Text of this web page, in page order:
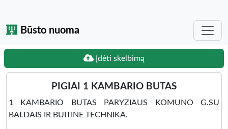
Būsto nuoma
Įdėti skelbimą
PIGIAI 1 KAMBARIO BUTAS
1 KAMBARIO BUTAS PARYZIAUS KOMUNO G.SU
BALDAIS IR BUITINE TECHNIKA.